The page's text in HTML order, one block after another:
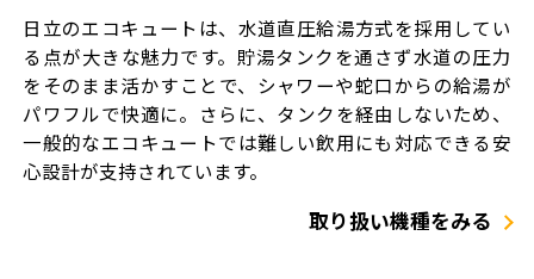
日立のエコキュートは、水道直圧給湯方式を採用してい
る点が大きな魅力です。貯湯タンクを通さず水道の圧力
をそのまま活かすことで、シャワーや蛇口からの給湯が
パワフルで快適に。さらに、タンクを経由しないため、
一般的なエコキュートでは難しい飲用にも対応できる安
心設計が支持されています。
取り扱い機種をみる